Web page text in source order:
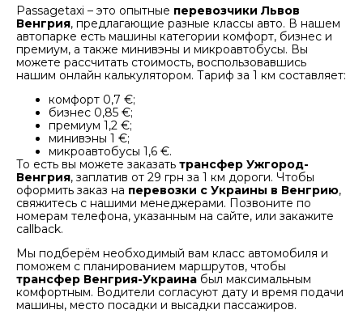
Passagetaxi – это опытные перевозчики Львов
Венгрия, предлагающие разные классы авто. В нашем
автопарке есть машины категории комфорт, бизнес и
премиум, а также минивэны и микроавтобусы. Вы
можете рассчитать стоимость, воспользовавшись
нашим онлайн калькулятором. Тариф за 1 км составляет:
комфорт 0,7 €;
бизнес 0,85 €;
премиум 1,2 €;
минивэны 1 €;
микроавтобусы 1,6 €.
То есть вы можете заказать трансфер Ужгород-
Венгрия, заплатив от 29 грн за 1 км дороги. Чтобы
оформить заказ на перевозки с Украины в Венгрию,
свяжитесь с нашими менеджерами. Позвоните по
номерам телефона, указанным на сайте, или закажите
callback.
Мы подберём необходимый вам класс автомобиля и
поможем с планированием маршрутов, чтобы
трансфер Венгрия-Украина был максимальным
комфортным. Водители согласуют дату и время подачи
машины, место посадки и высадки пассажиров.